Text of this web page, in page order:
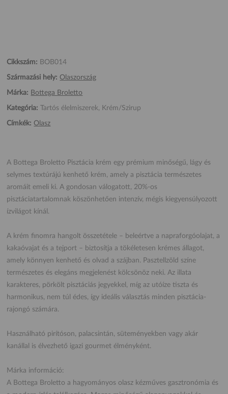
Cikkszám: BOB014
Származási hely: Olaszország
Márka: Bottega Broletto
Kategória: Tartós élelmiszerek, Krém/Szirup
Címkék: Olasz
A Bottega Broletto Pisztácia krém egy prémium minőségű, lágy és
selymes textúrájú kenhető krém, amely a pisztácia természetes
aromáit emeli ki. A gondosan válogatott, 20%-os
pisztáciatartalomnak köszönhetően intenzív, mégis kiegyensúlyozott
ízvilágot kínál.
A krém finomra hangolt összetétele – beleértve a napraforgóolajat, a
kakaóvajat és a tejport – biztosítja a tökéletesen krémes állagot,
amely könnyen kenhető és olvad a szájban. Pasztellzöld színe
természetes és elegáns megjelenést kölcsönöz neki. Az illata
karakteres, pörkölt pisztáciás jegyekkel, míg az utóíze tiszta és
harmonikus, nem túl édes, így ideális választás minden pisztácia-
rajongó számára.
Használható pirítóson, palacsintán, süteményekben vagy akár
kanállal is élvezhető igazi gourmet élményként.
Márka információ:
A Bottega Broletto a hagyományos olasz kézműves gasztronómia és